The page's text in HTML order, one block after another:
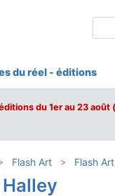
du réel - éditions
du 1er au 23
Flash Art Flash